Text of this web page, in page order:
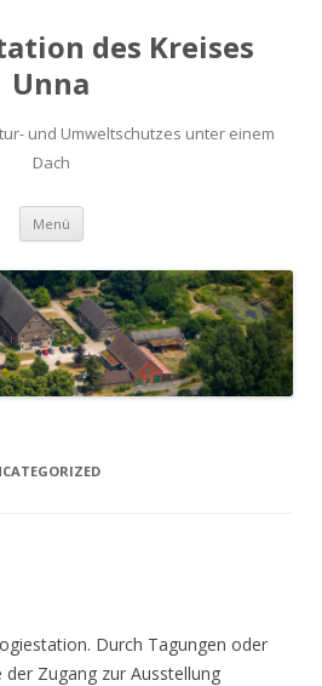
des Kreises
Unna
und Umweltschutzes unter einem
Dach
Menü Zum
springen
Durch Tagungen oder
Zugang zur Ausstellung